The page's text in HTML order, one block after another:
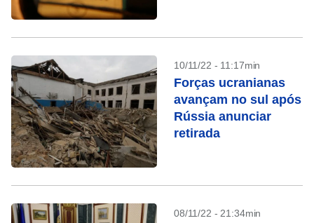
10/11/22 - 11:17min
Forças ucranianas
avançam no sul após
Rússia anunciar
retirada
08/11/22 - 21:34min